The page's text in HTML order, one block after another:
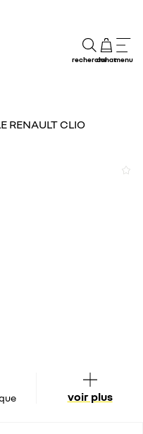
rechercheachatmenu
RENAULT CLIO
voir plus